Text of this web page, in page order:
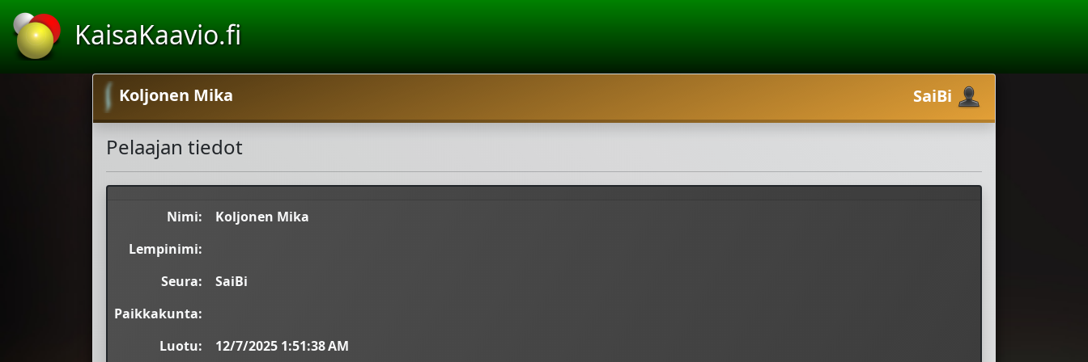
KaisaKaavio.fi
Koljonen Mika SaiBi
Pelaajan tiedot
Nimi:
Koljonen Mika
Lempinimi:
Seura:
SaiBi
Paikkakunta:
Luotu:
12/7/2025 1:51:38 AM